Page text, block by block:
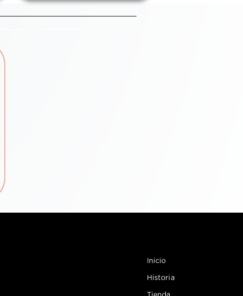
Inicio
Historia